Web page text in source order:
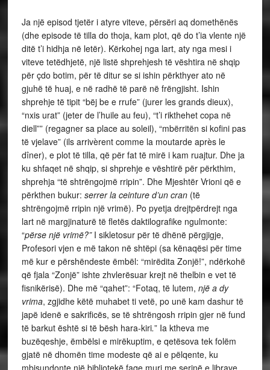
Ja një episod tjetër i atyre viteve, përsëri aq domethënës
(dhe episode të tilla do thoja, kam plot, që do t’ia vlente një
ditë t’i hidhja në letër). Kërkohej nga lart, aty nga mesi i
viteve tetëdhjetë, një listë shprehjesh të vështira në shqip
për çdo botim, për të ditur se si ishin përkthyer ato në
gjuhë të huaj, e në radhë të parë në frëngjisht. Ishin
shprehje të tipit “bëj be e rrufe” (jurer les grands dieux),
“nxis urat” (jeter de l’huile au feu), “t’i rikthehet copa në
diell”” (regagner sa place au soleil), “mbërritën si kofini pas
të vjelave” (ils arrivèrent comme la moutarde après le
dîner), e plot të tilla, që për fat të mirë i kam ruajtur. Dhe ja
ku shfaqet në shqip, si shprehje e vështirë për përkthim,
shprehja “të shtrëngojmë rripin”. Dhe Mjeshtër Vrioni që e
përkthen bukur: serrer la ceinture d’un cran (të
shtrëngojmë rripin një vrimë). Po pyetja drejtpërdrejt nga
lart në margjinaturë të fletës daktilografike ngulmonte:
“përse një vrimë?” I sikletosur për të dhënë përgjigje,
Profesori vjen e më takon në shtëpi (sa kënaqësi për time
më kur e përshëndeste ëmbël: “mirëdita Zonjë!”, ndërkohë
që fjala “Zonjë” ishte zhvlerësuar krejt në thelbin e vet të
fisnikërisë). Dhe më “qahet”: “Fotaq, të lutem, një a dy
vrima, zgjidhe këtë muhabet ti vetë, po unë kam dashur të
japë idenë e sakrificës, se të shtrëngosh rripin gjer në fund
të barkut është si të bësh hara-kiri.” Ia ktheva me
buzëqeshje, ëmbëlsi e mirëkuptim, e qetësova tek folëm
gjatë në dhomën time modeste që ai e pëlqente, ku